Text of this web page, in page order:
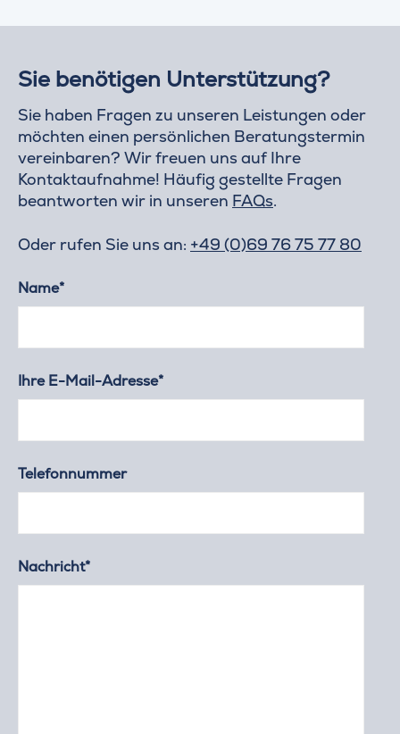
Sie benötigen Unterstützung?
Sie haben Fragen zu unseren Leistungen oder
möchten einen persönlichen Beratungstermin
vereinbaren? Wir freuen uns auf Ihre
Kontaktaufnahme! Häufig gestellte Fragen
beantworten wir in unseren FAQs.
Oder rufen Sie uns an: +49 (0)69 76 75 77 80
Name*
Ihre E-Mail-Adresse*
Telefonnummer
Nachricht*